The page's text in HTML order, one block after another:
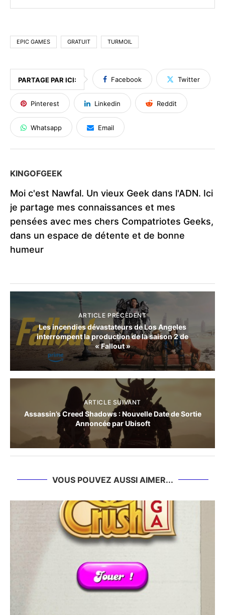
EPIC GAMES GRATUIT TURMOIL
PARTAGE PAR ICI: Facebook Twitter
Pinterest Linkedin Reddit
Whatsapp Email
KINGOFGEEK
Moi c'est Nawfal. Un vieux Geek dans l'ADN. Ici
je partage mes connaissances et mes
pensées avec mes chers Compatriotes Geeks,
dans un espace de détente et de bonne
humeur
ARTICLE PRÉCÈDENT
Les incendies dévastateurs de Los Angeles
interrompent la production de la saison 2 de
« Fallout »
ARTICLE SUIVANT
Assassin’s Creed Shadows : Nouvelle Date de Sortie
Annoncée par Ubisoft
VOUS POUVEZ AUSSI AIMER...